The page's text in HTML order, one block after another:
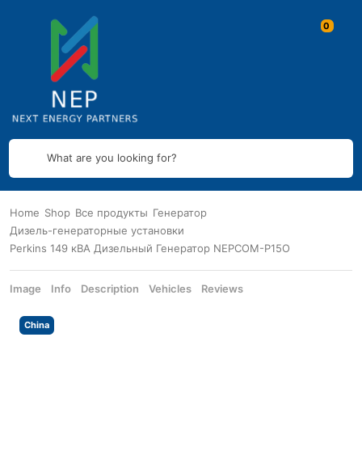
What are you looking for?
Home Shop Все продукты Генератор
Дизель-генераторные установки
Perkins 149 кВА Дизельный Генератор NEPCOM-P15O
Image Info Description Vehicles Reviews
China